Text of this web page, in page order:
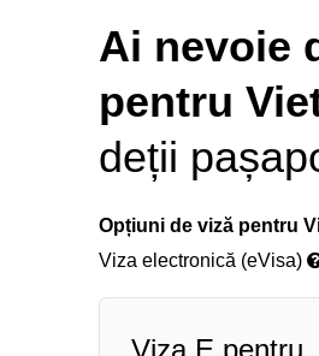
Ai nevoie
pentru
deții
Opțiuni de viză pentru
Viza electronică (eVisa)
Viza E pentru